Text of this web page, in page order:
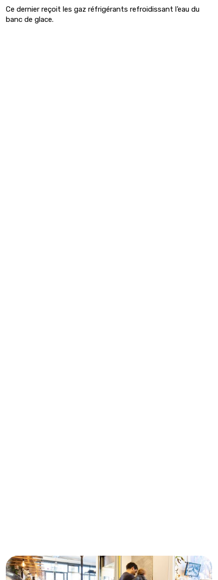
Ce dernier reçoit les gaz réfrigérants refroidissant l’eau du
banc de glace.